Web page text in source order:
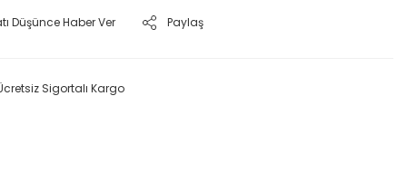
Düşünce Haber Ver Paylaş
Sigortalı Kargo